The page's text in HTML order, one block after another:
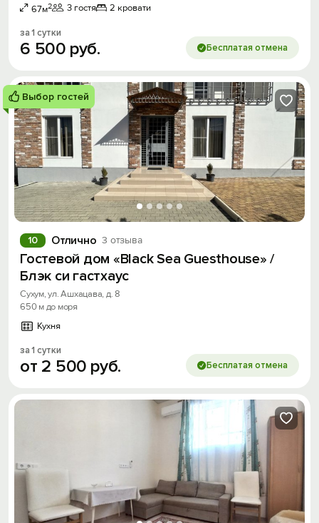
67м2 3 гостя 2 кровати
за 1 сутки
6 500 руб. Бесплатая отмена
Выбор гостей
Отлично 3 отзыва
10
Гостевой дом «Black Sea Guesthouse» /
Блэк си гастхаус
Сухум, ул. Ашхацава, д. 8
650 м до моря
Кухня
за 1 сутки
от 2 500 руб. Бесплатая отмена